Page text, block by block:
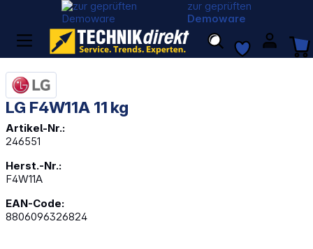
zur geprüften
Demoware
LG F4W11A 11 kg
Artikel-Nr.:
246551
Herst.-Nr.:
F4W11A
EAN-Code:
8806096326824